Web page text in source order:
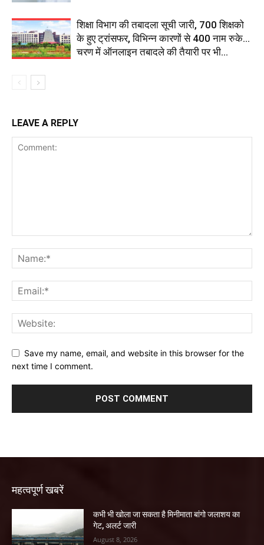
शिक्षा विभाग की तबादला सूची जारी, 700 शिक्षको
के हुए ट्रांसफर, विभिन्न कारणों से 400 नाम रुके…
चरण में ऑनलाइन तबादले की तैयारी पर भी...
LEAVE A REPLY
Save my name, email, and website in this browser for the
next time I comment.
महत्वपूर्ण खबरें
कभी भी खोला जा सकता है मिनीमाता बांगो जलाशय का
गेट, अलर्ट जारी
August 8, 2026